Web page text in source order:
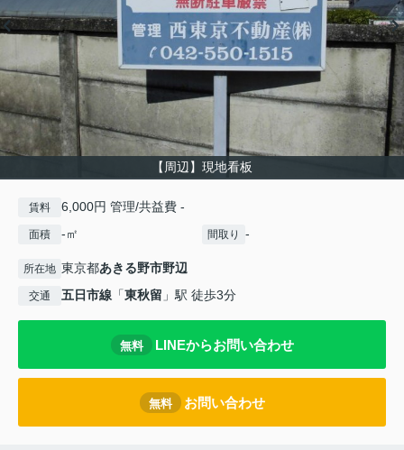
【周辺】現地看板
賃料 6,000円 管理/共益費 -
面積 -㎡ 間取り -
所在地 東京都あきる野市野辺
交通 五日市線 「東秋留 」駅 徒歩3分
無料 LINEからお問い合わせ
無料 お問い合わせ